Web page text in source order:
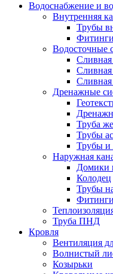
Водоснабжение и
Внутренняя
Трубы
Водосточные
Сливная
Сливная
Сливная
Дренажные
Труба
Трубы
Трубы и
Наружная
Домики
Колодец
Трубы
Труба ПНД
Кровля
Вентиляция
Волнистый
Козырьки